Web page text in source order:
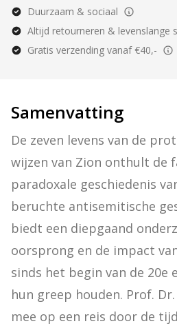
Duurzaam & sociaal
Altijd retourneren & levenslange
Gratis verzending vanaf €40,-
Samenvatting
De zeven levens van de
wijzen van Zion onthult de
paradoxale geschiedenis
beruchte antisemitische
biedt een diepgaand
oorsprong en de impact
sinds het begin van de 20e
hun greep houden. Prof.
mee op een reis door de